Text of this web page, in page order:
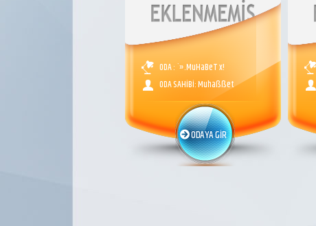
ODA : `».MuHaBeT x!
ODA SAHİBİ: Muhaßßet
ODAYA GİR